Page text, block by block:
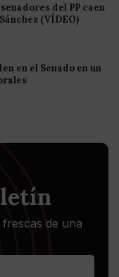
del PP caen
(VÍDEO)
en el Senado en un
de una